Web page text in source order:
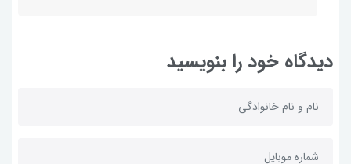
دیدگاه خود را بنویسید